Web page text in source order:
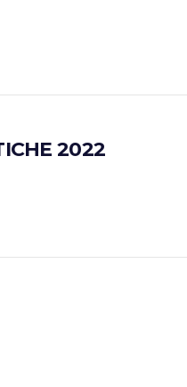
2022